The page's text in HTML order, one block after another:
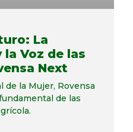
La
Voz de las
Next
de la Mujer, Rovensa
de las